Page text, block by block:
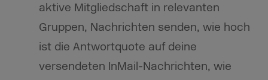
aktive Mitgliedschaft in relevanten
Gruppen, Nachrichten senden, wie hoch
ist die Antwortquote auf deine
versendeten InMail-Nachrichten, wie